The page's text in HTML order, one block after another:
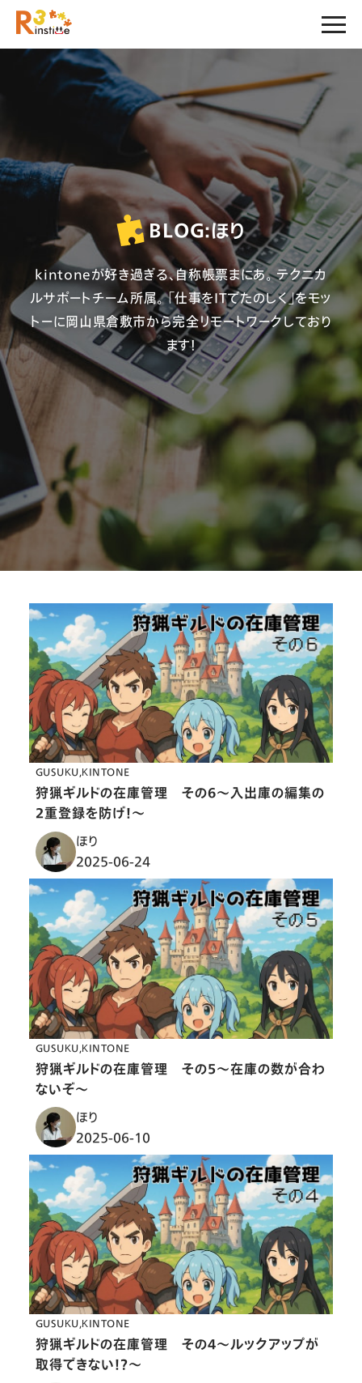
BLOG:ほり
kintoneが好き過ぎる、自称帳票まにあ。 テクニカ
ルサポートチーム所属。 「仕事をITでたのしく」をモッ
トーに岡山県倉敷市から完全リモートワークしており
ます！
GUSUKU KINTONE
狩猟ギルドの在庫管理 その６〜入出庫の編集の
2重登録を防げ！〜
ほり
2025-06-24
GUSUKU KINTONE
狩猟ギルドの在庫管理 その５〜在庫の数が合わ
ないぞ〜
ほり
2025-06-10
GUSUKU KINTONE
狩猟ギルドの在庫管理 その４〜ルックアップが
取得できない！？〜